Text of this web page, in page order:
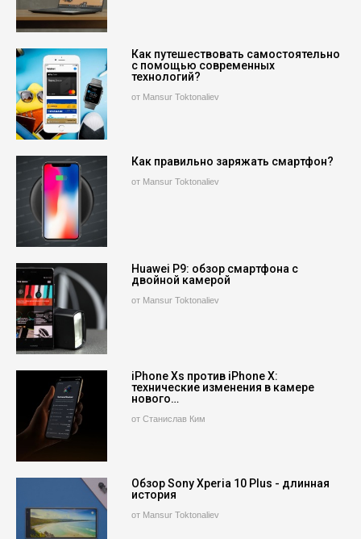
Как путешествовать самостоятельно
с помощью современных
технологий?
от Mansur Toktonaliev
Как правильно заряжать смартфон?
от Mansur Toktonaliev
Huawei P9: обзор смартфона с
двойной камерой
от Mansur Toktonaliev
iPhone Xs против iPhone X:
технические изменения в камере
нового…
от Станислав Ким
Обзор Sony Xperia 10 Plus - длинная
история
от Mansur Toktonaliev